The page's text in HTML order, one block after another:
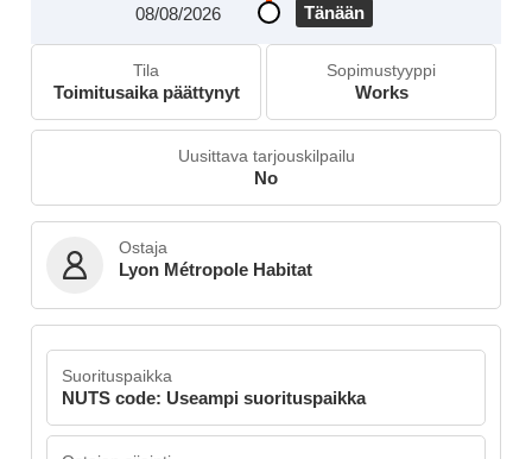
Tänään
08/08/2026
Tila
Toimitusaika päättynyt
Sopimustyyppi
Works
Uusittava tarjouskilpailu
No
Ostaja
Lyon Métropole Habitat
Suorituspaikka
NUTS code: Useampi suorituspaikka